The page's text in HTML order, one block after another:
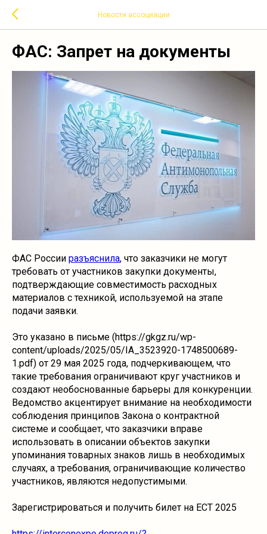
Новости ассоциации
ФАС: Запрет на документы
ФАС России разъяснила, что заказчики не могут
требовать от участников закупки документы,
подтверждающие совместимость расходных
материалов с техникой, используемой на этапе
подачи заявки.
Это указано в письме (https://gkgz.ru/wp-
content/uploads/2025/05/IA_3523920-1748500689-
1.pdf) от 29 мая 2025 года, подчеркивающем, что
такие требования ограничивают круг участников и
создают необоснованные барьеры для конкуренции.
Ведомство акцентирует внимание на необходимости
соблюдения принципов Закона о контрактной
системе и сообщает, что заказчики вправе
использовать в описании объектов закупки
упоминания товарных знаков лишь в необходимых
случаях, а требования, ограничивающие количество
участников, являются недопустимыми.
Зарегистрироваться и получить билет на ECT 2025